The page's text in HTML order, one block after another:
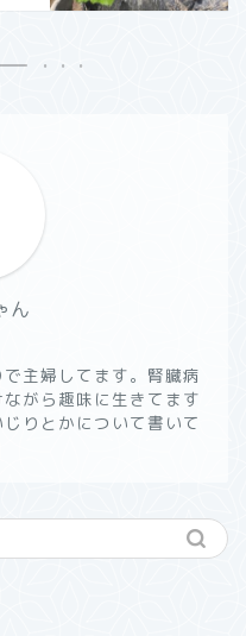
ん
主婦してます。腎臓病
がら趣味に生きてます
りとかについて書いて